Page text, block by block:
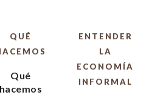
QUÉ
Qué
hacemos
ENTENDER
LA
ECONOMÍA
INFORMAL